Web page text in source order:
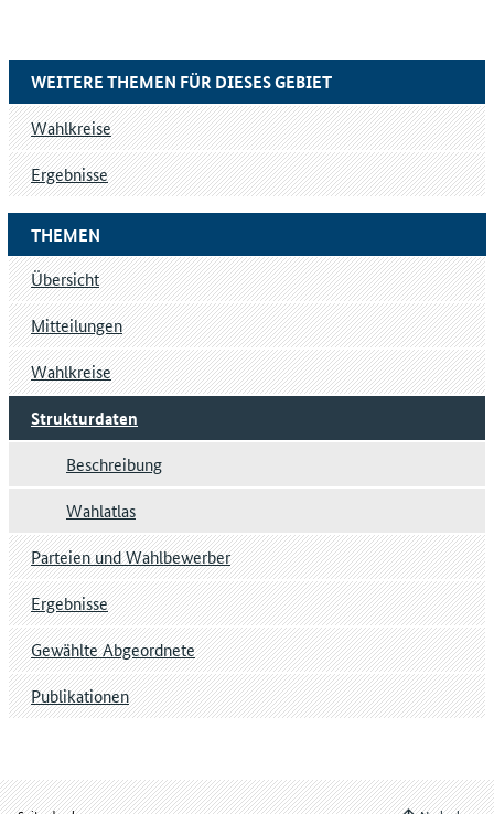
THEMEN
Übersicht
Mitteilungen
Wahlkreise
Strukturdaten
Beschreibung
Wahlatlas
Parteien und Wahlbewerber
Ergebnisse
Gewählte Abgeordnete
Publikationen
WEITERE THEMEN FÜR DIESES GEBIET
Wahlkreise
Ergebnisse